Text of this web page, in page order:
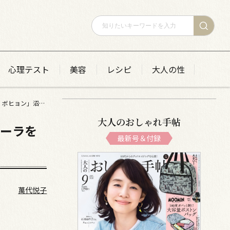
心理テスト 美容 レシピ 大人の性
エディター・マシロの「あつまれ！ 美韓男子」vol.6 イケメンオーラを消す天才、「アン・ボヒョン」沼にダイブ！
ラを
萬代悦子
大人のおしゃれ手帖
最新号＆付録